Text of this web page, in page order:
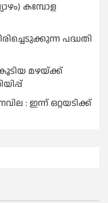
കമ്പോള
പദ്ധതി
മഴയ്ക്ക്
: ഇന്ന് ഒറ്റയടിക്ക്